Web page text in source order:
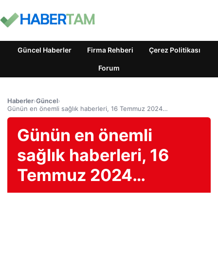
Güncel Haberler Firma Rehberi Çerez Politikası
Forum
Haberler›Güncel›
Günün en önemli sağlık haberleri, 16 Temmuz 2024…
Günün en önemli
sağlık haberleri, 16
Temmuz 2024…